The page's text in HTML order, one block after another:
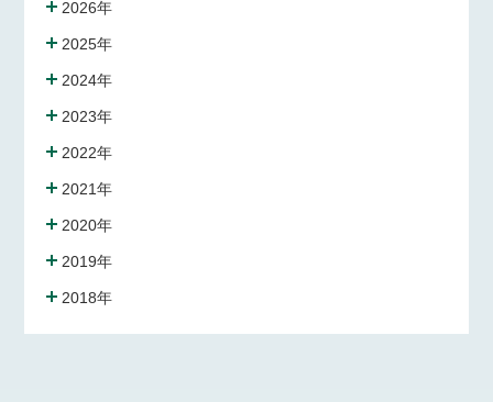
2026年
2025年
2024年
2023年
2022年
2021年
2020年
2019年
2018年